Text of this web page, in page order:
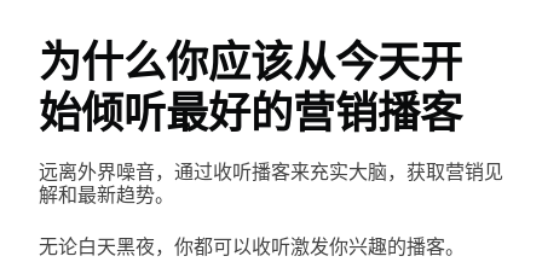
为什么你应该从今天开
始倾听最好的营销播客
远离外界噪音，通过收听播客来充实大脑，获取营销见
解和最新趋势。
无论白天黑夜，你都可以收听激发你兴趣的播客。